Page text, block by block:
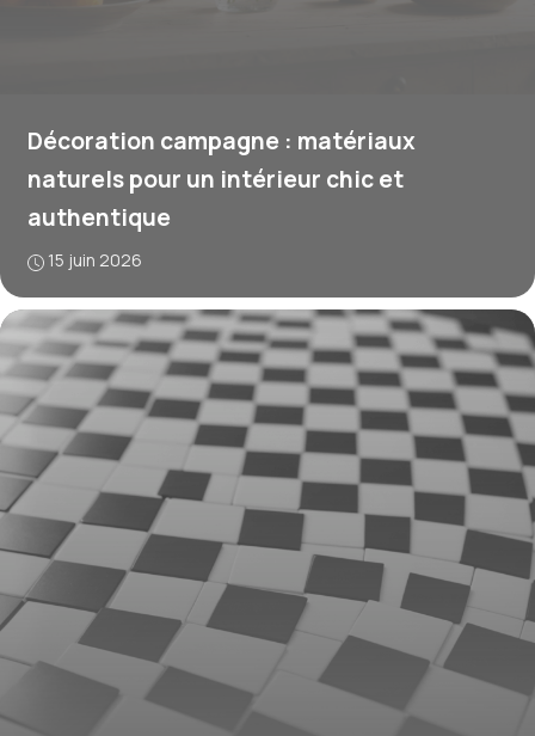
Décoration campagne : matériaux
naturels pour un intérieur chic et
authentique
15 juin 2026